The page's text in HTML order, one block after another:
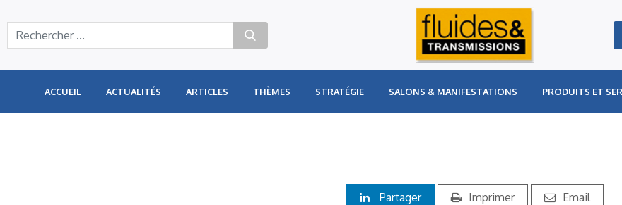
ACCUEIL ACTUALITÉS ARTICLES THÈMES STRATÉGIE SALONS & MANIFESTATIONS PRODUITS ET
Partager Imprimer Email